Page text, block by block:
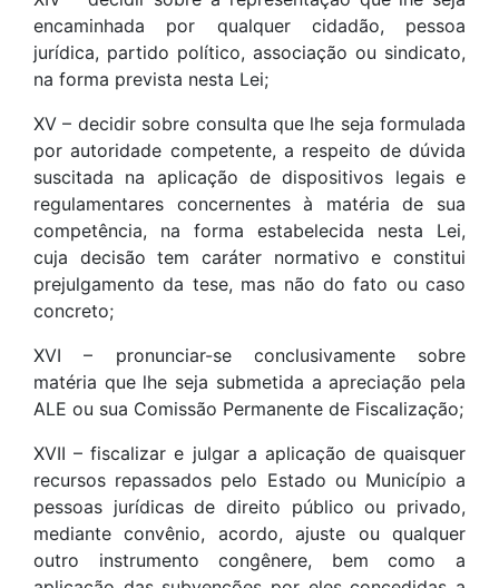
encaminhada por qualquer cidadão, pessoa
jurídica, partido político, associação ou sindicato,
na forma prevista nesta Lei;
XV – decidir sobre consulta que lhe seja formulada
por autoridade competente, a respeito de dúvida
suscitada na aplicação de dispositivos legais e
regulamentares concernentes à matéria de sua
competência, na forma estabelecida nesta Lei,
cuja decisão tem caráter normativo e constitui
prejulgamento da tese, mas não do fato ou caso
concreto;
XVI – pronunciar-se conclusivamente sobre
matéria que lhe seja submetida a apreciação pela
ALE ou sua Comissão Permanente de Fiscalização;
XVII – fiscalizar e julgar a aplicação de quaisquer
recursos repassados pelo Estado ou Município a
pessoas jurídicas de direito público ou privado,
mediante convênio, acordo, ajuste ou qualquer
outro instrumento congênere, bem como a